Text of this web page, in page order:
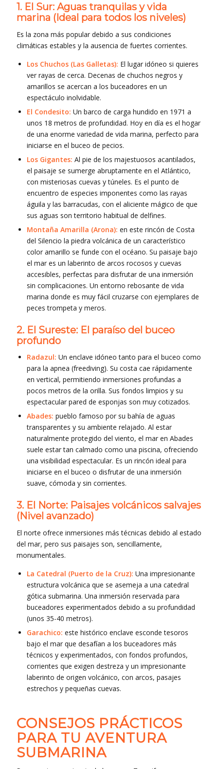
1. El Sur: Aguas tranquilas y vida
marina (Ideal para todos los niveles)
Es la zona más popular debido a sus condiciones
climáticas estables y la ausencia de fuertes corrientes.
Los Chuchos (Las Galletas): El lugar idóneo si quieres
ver rayas de cerca. Decenas de chuchos negros y
amarillos se acercan a los buceadores en un
espectáculo inolvidable.
El Condesito: Un barco de carga hundido en 1971 a
unos 18 metros de profundidad. Hoy en día es el hogar
de una enorme variedad de vida marina, perfecto para
iniciarse en el buceo de pecios.
Los Gigantes: Al pie de los majestuosos acantilados,
el paisaje se sumerge abruptamente en el Atlántico,
con misteriosas cuevas y túneles. Es el punto de
encuentro de especies imponentes como las rayas
águila y las barracudas, con el aliciente mágico de que
sus aguas son territorio habitual de delfines.
Montaña Amarilla (Arona): en este rincón de Costa
del Silencio la piedra volcánica de un característico
color amarillo se funde con el océano. Su paisaje bajo
el mar es un laberinto de arcos rocosos y cuevas
accesibles, perfectas para disfrutar de una inmersión
sin complicaciones. Un entorno rebosante de vida
marina donde es muy fácil cruzarse con ejemplares de
peces trompeta y meros.
2. El Sureste: El paraíso del buceo
profundo
Radazul: Un enclave idóneo tanto para el buceo como
para la apnea (freediving). Su costa cae rápidamente
en vertical, permitiendo inmersiones profundas a
pocos metros de la orilla. Sus fondos limpios y su
espectacular pared de esponjas son muy cotizados.
Abades: pueblo famoso por su bahía de aguas
transparentes y su ambiente relajado. Al estar
naturalmente protegido del viento, el mar en Abades
suele estar tan calmado como una piscina, ofreciendo
una visibilidad espectacular. Es un rincón ideal para
iniciarse en el buceo o disfrutar de una inmersión
suave, cómoda y sin corrientes.
3. El Norte: Paisajes volcánicos salvajes
(Nivel avanzado)
El norte ofrece inmersiones más técnicas debido al estado
del mar, pero sus paisajes son, sencillamente,
monumentales.
La Catedral (Puerto de la Cruz): Una impresionante
estructura volcánica que se asemeja a una catedral
gótica submarina. Una inmersión reservada para
buceadores experimentados debido a su profundidad
(unos 35-40 metros).
Garachico: este histórico enclave esconde tesoros
bajo el mar que desafían a los buceadores más
técnicos y experimentados, con fondos profundos,
corrientes que exigen destreza y un impresionante
laberinto de origen volcánico, con arcos, pasajes
estrechos y pequeñas cuevas.
CONSEJOS PRÁCTICOS
PARA TU AVENTURA
SUBMARINA